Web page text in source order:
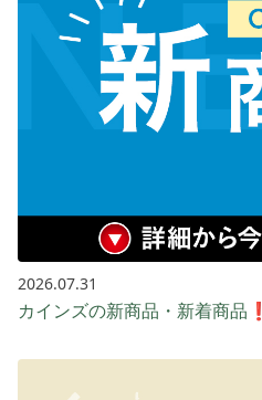
2026.07.31
カインズの新商品・新着商品❗